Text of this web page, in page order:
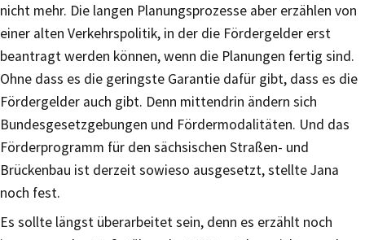
nicht mehr. Die langen Planungsprozesse aber erzählen von
einer alten Verkehrspolitik, in der die Fördergelder erst
beantragt werden können, wenn die Planungen fertig sind.
Ohne dass es die geringste Garantie dafür gibt, dass es die
Fördergelder auch gibt. Denn mittendrin ändern sich
Bundesgesetzgebungen und Fördermodalitäten. Und das
Förderprogramm für den sächsischen Straßen- und
Brückenbau ist derzeit sowieso ausgesetzt, stellte Jana
noch fest.
Es sollte längst überarbeitet sein, denn es erzählt noch